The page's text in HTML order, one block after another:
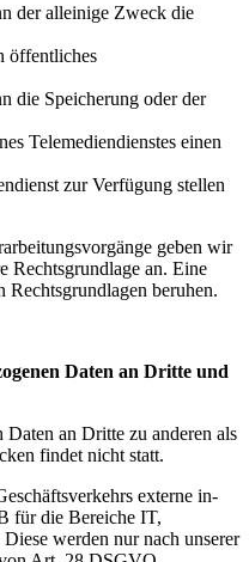
der alleinige Zweck die
öffentliches
die Speicherung oder der
Telemediendienstes einen
zur Verfügung stellen
geben wir
Rechtsgrundlage an. Eine
Rechtsgrundlagen beruhen.
Daten an Dritte und
an Dritte zu anderen als
findet nicht statt.
externe in-
für die Bereiche IT,
werden nur nach unserer